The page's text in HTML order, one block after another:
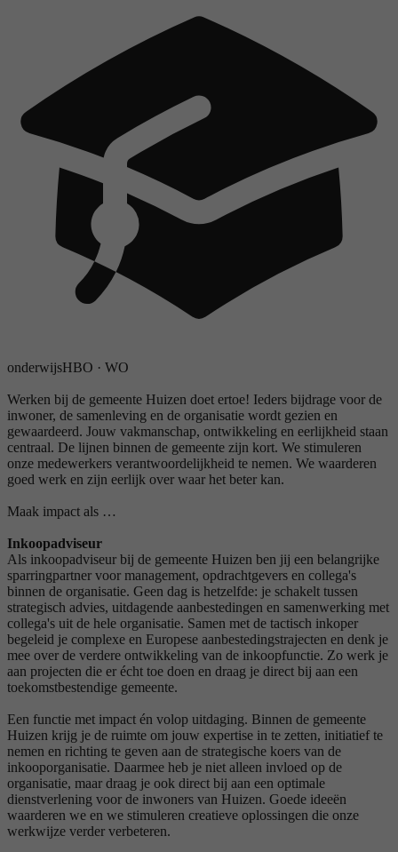
onderwijsHBO · WO
Werken bij de gemeente Huizen doet ertoe! Ieders bijdrage voor de
inwoner, de samenleving en de organisatie wordt gezien en
gewaardeerd. Jouw vakmanschap, ontwikkeling en eerlijkheid staan
centraal. De lijnen binnen de gemeente zijn kort. We stimuleren
onze medewerkers verantwoordelijkheid te nemen. We waarderen
goed werk en zijn eerlijk over waar het beter kan.
Maak impact als …
Inkoopadviseur
Als inkoopadviseur bij de gemeente Huizen ben jij een belangrijke
sparringpartner voor management, opdrachtgevers en collega's
binnen de organisatie. Geen dag is hetzelfde: je schakelt tussen
strategisch advies, uitdagende aanbestedingen en samenwerking met
collega's uit de hele organisatie. Samen met de tactisch inkoper
begeleid je complexe en Europese aanbestedingstrajecten en denk je
mee over de verdere ontwikkeling van de inkoopfunctie. Zo werk je
aan projecten die er écht toe doen en draag je direct bij aan een
toekomstbestendige gemeente.
Een functie met impact én volop uitdaging. Binnen de gemeente
Huizen krijg je de ruimte om jouw expertise in te zetten, initiatief te
nemen en richting te geven aan de strategische koers van de
inkooporganisatie. Daarmee heb je niet alleen invloed op de
organisatie, maar draag je ook direct bij aan een optimale
dienstverlening voor de inwoners van Huizen. Goede ideeën
waarderen we en we stimuleren creatieve oplossingen die onze
werkwijze verder verbeteren.